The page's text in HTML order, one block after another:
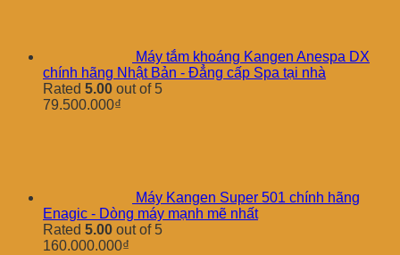
Máy tắm khoáng Kangen Anespa DX
chính hãng Nhật Bản - Đẳng cấp Spa tại nhà
Rated 5.00 out of 5
79.500.000₫
Máy Kangen Super 501 chính hãng
Enagic - Dòng máy mạnh mẽ nhất
Rated 5.00 out of 5
160.000.000₫